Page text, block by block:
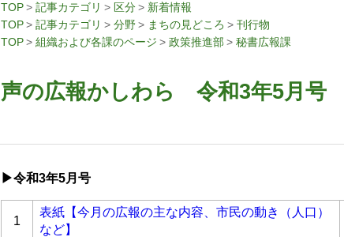
TOP 記事カテゴリ 区分
新着情報
TOP
記事カテゴリ 分野 まちの見どころ
刊行物
TOP
組織および各課のページ 政策推進部 秘書広報課
声の広報かしわら 令和3年5月号
▶令和3年5月号
1
表紙【今月の広報の主な内容、市民の動き（人口）
など】